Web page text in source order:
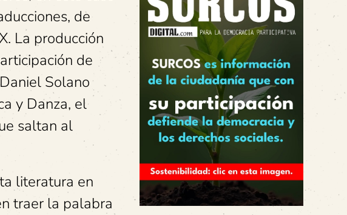
de
La producción
de
Solano
y Danza, el
saltan al
literatura en
traer la palabra